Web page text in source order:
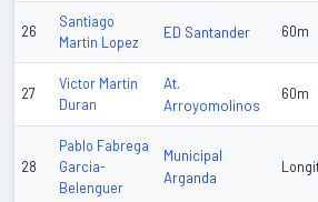
26
Santiago
Martin Lopez
ED Santander 60m
27
Victor Martin
Duran
At.
Arroyomolinos
60m
28
Pablo Fabrega
Garcia-
Belenguer
Municipal
Arganda